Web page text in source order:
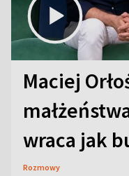
Maciej
wraca jak
Rozmowy